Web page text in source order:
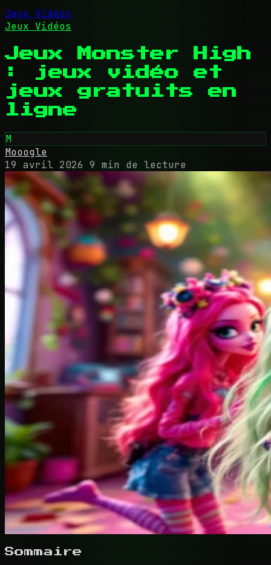
Jeux Vidéos
Jeux Vidéos
Jeux Monster High
: jeux vidéo et
jeux gratuits en
ligne
M
Mooogle
19 avril 2026 9 min de lecture
Sommaire